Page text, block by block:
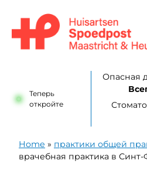
Теперь
откройте
Опасная
Home » практики общей
врачебная практика в